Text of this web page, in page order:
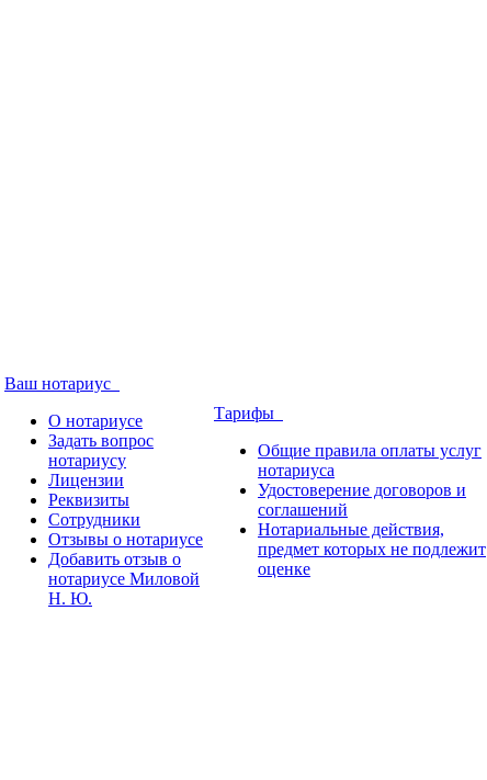
Ваш нотариус
О нотариусе
Задать вопрос
нотариусу
Лицензии
Реквизиты
Сотрудники
Отзывы о нотариусе
Добавить отзыв о
нотариусе Миловой
Н. Ю.
Тарифы
Общие правила оплаты услуг
нотариуса
Удостоверение договоров и
соглашений
Нотариальные действия,
предмет которых не подлежит
оценке